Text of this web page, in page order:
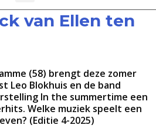
van Ellen ten
(58) brengt deze zomer
Leo Blokhuis en de band
In the summertime een
Welke muziek speelt een
(Editie 4-2025)